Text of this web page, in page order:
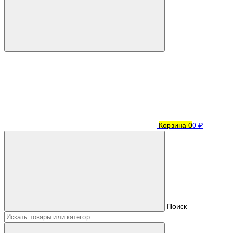
Корзина 00 ₽
Поиск